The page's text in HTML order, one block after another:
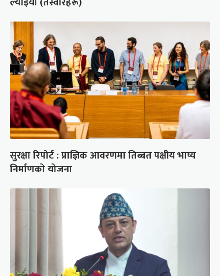
सुरक्षा रिपोर्ट : प्राज्ञिक आवरणमा तिब्बत पक्षीय भाष्य
निर्माणको योजना